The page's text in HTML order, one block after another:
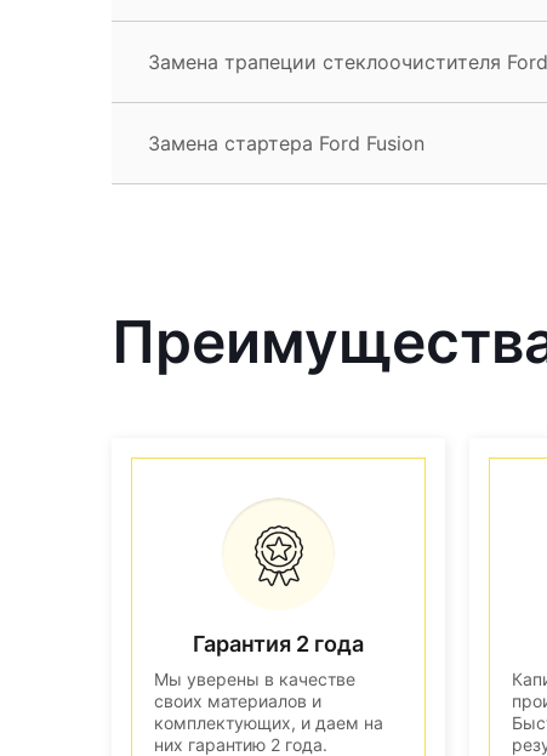
Замена трапеции стеклоочистителя
Замена стартера Ford Fusion
Гарантия 2 года
Мы уверены в качестве
своих материалов и
комплектующих, и даем на
них гарантию 2 года.